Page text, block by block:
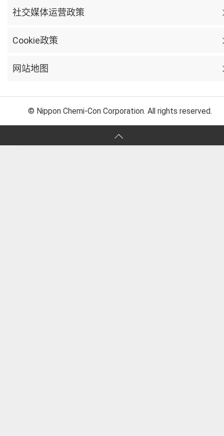
社交媒体运营政策
Cookie政策
网站地图
© Nippon Chemi-Con Corporation. All rights reserved.